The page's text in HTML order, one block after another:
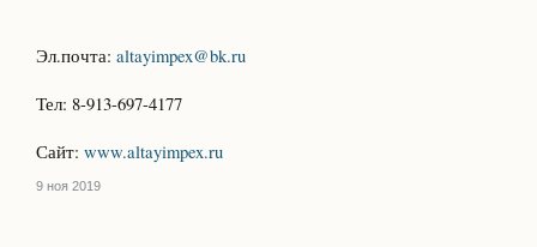
Эл.почта: altayimpex@bk.ru
Тел: 8-913-697-4177
Сайт: www.altayimpex.ru
9 ноя 2019